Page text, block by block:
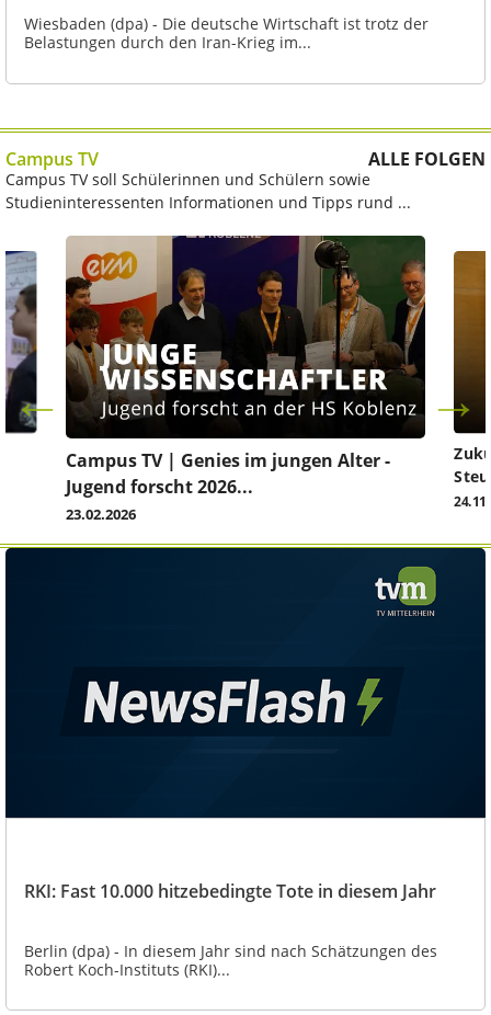
Wiesbaden (dpa) - Die deutsche Wirtschaft ist trotz der
Belastungen durch den Iran-Krieg im...
Campus TV ALLE FOLGEN
Campus TV soll Schülerinnen und Schülern sowie
Studieninteressenten Informationen und Tipps rund ...
Campus TV | Genies im jungen Alter -
Jugend forscht 2026...
23.02.2026
RKI: Fast 10.000 hitzebedingte Tote in diesem Jahr
Berlin (dpa) - In diesem Jahr sind nach Schätzungen des
Robert Koch-Instituts (RKI)...